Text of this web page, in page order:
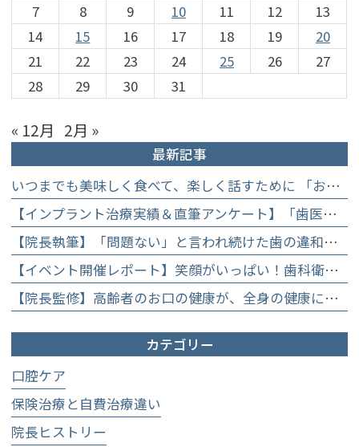
7
8 9 10 11 12
13
14
15 16 17 18 19
20
21
22 23 24 25 26
27
28
29 30 31
« 12月 2月 »
最新記事
いつまでも美味しく食べて、楽しく話すために 「お口からはじめる健康長寿教室」を開催します
【インプラント治療実績＆直筆アンケート】「歯医者が怖かった」トラウマを乗り越えて。70歳・介護士女性が手に入れた「晴れ晴れとした笑顔」と人生を支える噛み合わせ】
【院長執筆】「問題ない」と言われ続けた歯の違和感……60代女性が「80歳で20本の自前の歯」を守るために選んだ精密総合治療の全貌
【イベント開催レポート】笑顔がいっぱい！歯科衛生士×管理栄養士がお届けする「親子で楽しむむし歯になりにくいお菓子作り体験」】
【院長監修】高齢者のお口の健康が、全身の健康につながる理由。生涯おいしく食べるための「口内環境検査」とオーダーメイド予防】
カテゴリー
口腔ケア
保険治療と自費治療違い
院長ヒストリー